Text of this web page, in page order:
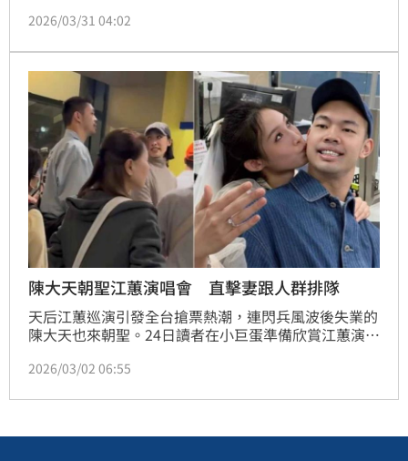
至一度中斷演出，真摯情感感染全場，成為整晚最催淚
2026/03/31 04:02
陳大天朝聖江蕙演唱會 直擊妻跟人群排隊
天后江蕙巡演引發全台搶票熱潮，連閃兵風波後失業的
陳大天也來朝聖。24日讀者在小巨蛋準備欣賞江蕙演唱
天跟新婚妻子劉樸也在人潮之中，乖乖排隊進場。
2026/03/02 06:55